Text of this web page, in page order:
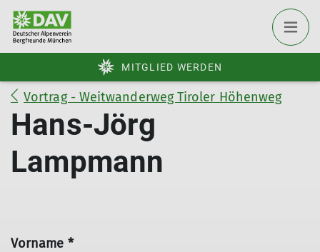
MITGLIED WERDEN
Vortrag - Weitwanderweg Tiroler Höhenweg
Hans-Jörg
Lampmann
Vorname *